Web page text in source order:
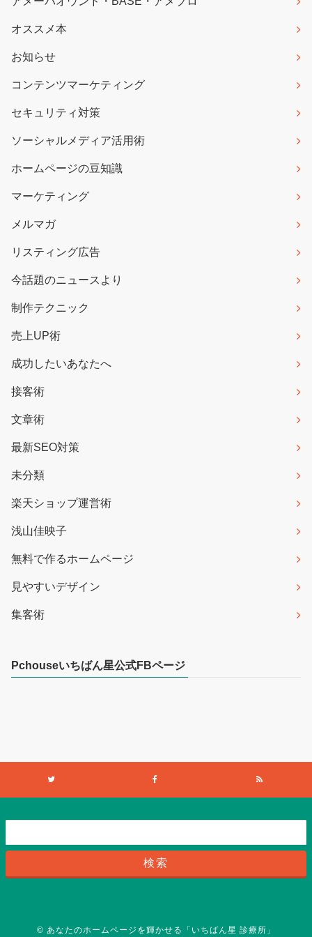
オススメ本
お知らせ
コンテンツマーケティング
セキュリティ対策
ソーシャルメディア活用術
ホームページの豆知識
マーケティング
メルマガ
リスティング広告
今話題のニュースより
制作テクニック
売上UP術
成功したいあなたへ
接客術
文章術
最新SEO対策
未分類
楽天ショップ運営術
浅山佳映子
無料で作るホームページ
見やすいデザイン
集客術
Pchouseいちばん星公式FBページ
© あなたのホームページを輝かせる「いちばん星 診療所」